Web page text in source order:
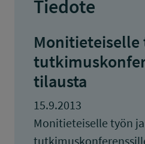
Tiedote
Monitieteiselle
tilausta
15.9.2013
Monitieteiselle työn